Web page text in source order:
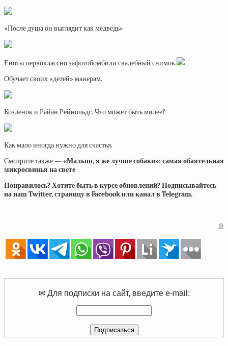
«После душа он выглядит как медведь»
Еноты первоклассно зафотобомбили свадебный снимок.
Обучает своих «детей» манерам.
Козленок и Райан Рейнольдс. Что может быть милее?
Как мало иногда нужно для счастья.
Смотрите также —«Малыш, я же лучше собаки»: самая обаятельная
микросвинья на свете
Понравилось? Хотите быть в курсе обновлений? Подписывайтесь
на наш Twitter, страницу в Facebook или канал в Telegram.
©
✉ Для подписки на сайт, введите e-mail: